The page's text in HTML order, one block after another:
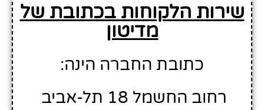
שירות הלקוחות בכתובת של
מדיטון
כתובת החברה הינה:
רחוב החשמל 18 תל-אביב